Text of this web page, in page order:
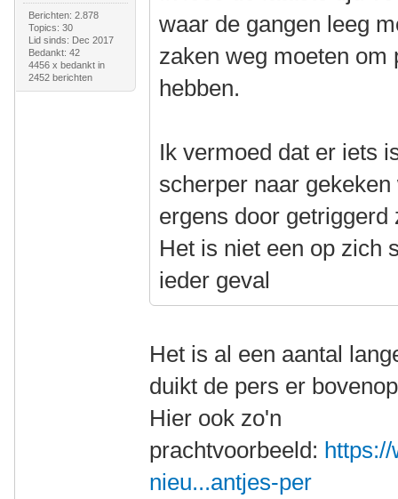
Berichten: 2.878
Topics: 30
Lid sinds: Dec 2017
Bedankt: 42
4456 x bedankt in
2452 berichten
waar de gangen leeg
zaken weg moeten om
hebben.
Ik vermoed dat er iets
scherper naar
ergens door
Het is niet een op zich
ieder geval
Het is al een aantal
duikt de pers er
Hier ook zo'n
prachtvoorbeeld:
nieu...antjes-per